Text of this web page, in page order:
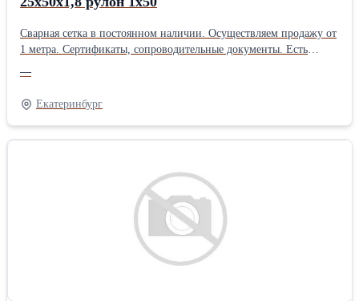
Сварная сетка в постоянном наличии. Осуществляем продажу от
1 метра. Сертификаты, сопроводительные документы. Есть
http://pt096.ru или отправив свой заказ на почту zakaz@pt096.ru
—
Екатеринбург